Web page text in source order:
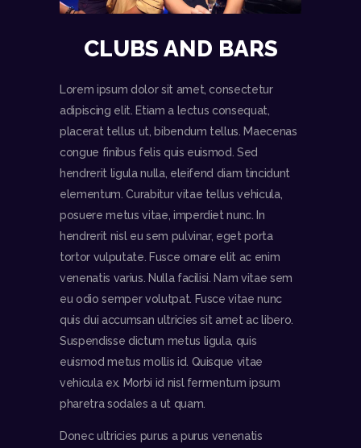
CLUBS AND BARS
Lorem ipsum dolor sit amet, consectetur
adipiscing elit. Etiam a lectus consequat,
placerat tellus ut, bibendum tellus. Maecenas
congue finibus felis quis euismod. Sed
hendrerit ligula nulla, eleifend diam tincidunt
elementum. Curabitur vitae tellus vehicula,
posuere metus vitae, imperdiet nunc. In
hendrerit nisl eu sem pulvinar, eget porta
tortor vulputate. Fusce ornare elit ac enim
venenatis varius. Nulla facilisi. Nam vitae sem
eu odio semper volutpat. Fusce vitae nunc
quis dui accumsan ultricies sit amet ac libero.
Suspendisse dictum metus ligula, quis
euismod metus mollis id. Quisque vitae
vehicula ex. Morbi id nisl fermentum ipsum
pharetra sodales a ut quam.
Donec ultricies purus a purus venenatis